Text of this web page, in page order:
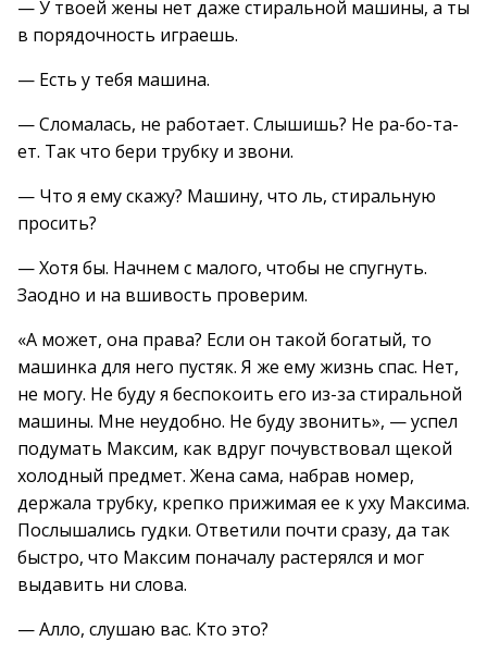
— У твоей жены нет даже стиральной машины, а ты
в порядочность играешь.
— Есть у тебя машина.
— Сломалась, не работает. Слышишь? Не ра-бо-та-
ет. Так что бери трубку и звони.
— Что я ему скажу? Машину, что ль, стиральную
просить?
— Хотя бы. Начнем с малого, чтобы не спугнуть.
Заодно и на вшивость проверим.
«А может, она права? Если он такой богатый, то
машинка для него пустяк. Я же ему жизнь спас. Нет,
не могу. Не буду я беспокоить его из-за стиральной
машины. Мне неудобно. Не буду звонить», — успел
подумать Максим, как вдруг почувствовал щекой
холодный предмет. Жена сама, набрав номер,
держала трубку, крепко прижимая ее к уху Максима.
Послышались гудки. Ответили почти сразу, да так
быстро, что Максим поначалу растерялся и мог
выдавить ни слова.
— Алло, слушаю вас. Кто это?